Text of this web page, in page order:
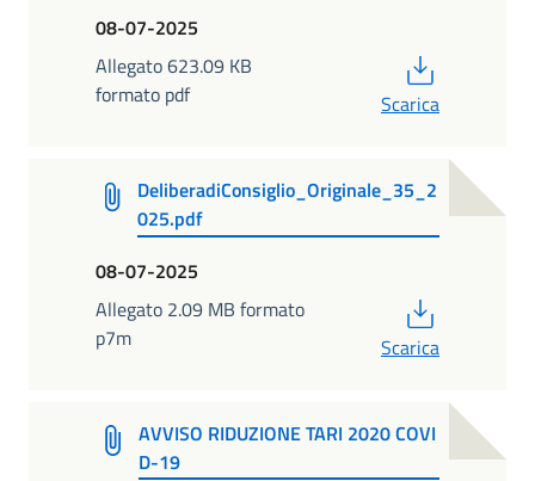
08-07-2025
Allegato 623.09 KB
formato pdf
Scarica
DeliberadiConsiglio_Originale_35_2
025.pdf
08-07-2025
Allegato 2.09 MB formato
p7m
Scarica
AVVISO RIDUZIONE TARI 2020 COVI
D-19